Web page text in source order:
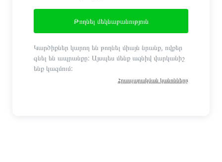
Թողնել մեկնաբանություն
Կարծիքներ կարող են թողնել միայն նրանք, ովքեր
գնել են ապրանքը: Այսպես մենք ազնիվ վարկանիշ
ենք կազմում:
Հրապարակման կանոնները